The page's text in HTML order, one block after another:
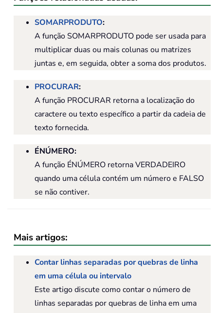
SOMARPRODUTO:
A função SOMARPRODUTO pode ser usada para
multiplicar duas ou mais colunas ou matrizes
juntas e, em seguida, obter a soma dos produtos.
PROCURAR:
A função PROCURAR retorna a localização do
caractere ou texto específico a partir da cadeia de
texto fornecida.
ÉNÚMERO:
A função ÉNÚMERO retorna VERDADEIRO
quando uma célula contém um número e FALSO
se não contiver.
Mais artigos:
Contar linhas separadas por quebras de linha
em uma célula ou intervalo
Este artigo discute como contar o número de
linhas separadas por quebras de linha em uma